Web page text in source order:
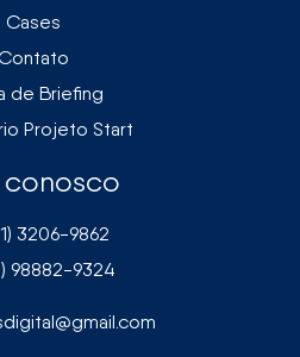
Cases
de Briefing
Projeto Start
conosco
3206-9862
98882-9324